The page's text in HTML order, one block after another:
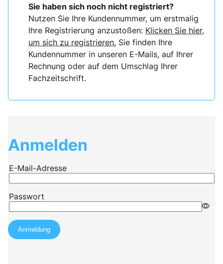
Sie haben sich noch nicht registriert?
Nutzen Sie Ihre Kundennummer, um erstmalig
Ihre Registrierung anzustoßen: Klicken Sie hier,
um sich zu registrieren. Sie finden Ihre
Kundennummer in unseren E-Mails, auf Ihrer
Rechnung oder auf dem Umschlag Ihrer
Fachzeitschrift.
Anmelden